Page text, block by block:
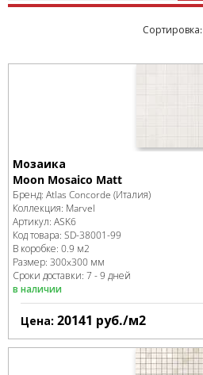
Cортировка:
Мозаика
Moon Mosaico Matt
Бренд: Atlas Concorde (Италия)
Коллекция: Marvel
Артикул: ASK6
Код товара: SD-38001-99
В коробке: 0.9 м2
Размер: 300x300 мм
Сроки доставки: 7 - 9 дней
в наличии
Цена: 20141 руб./м2